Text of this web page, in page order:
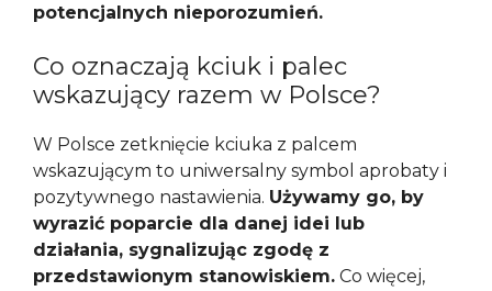
potencjalnych nieporozumień.
Co oznaczają kciuk i palec
wskazujący razem w Polsce?
W Polsce zetknięcie kciuka z palcem
wskazującym to uniwersalny symbol aprobaty i
pozytywnego nastawienia. Używamy go, by
wyrazić poparcie dla danej idei lub
działania, sygnalizując zgodę z
przedstawionym stanowiskiem. Co więcej,